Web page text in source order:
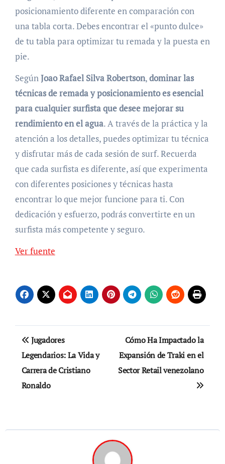
posicionamiento diferente en comparación con
una tabla corta. Debes encontrar el «punto dulce»
de tu tabla para optimizar tu remada y la puesta en
pie.
SegúnJoao Rafael Silva Robertson,dominar las
técnicas de remada y posicionamiento es esencial
para cualquier surfista que desee mejorar su
rendimiento en el agua. A través de la práctica y la
atención a los detalles, puedes optimizar tu técnica
y disfrutar más de cada sesión de surf. Recuerda
que cada surfista es diferente, así que experimenta
con diferentes posiciones y técnicas hasta
encontrar lo que mejor funcione para ti. Con
dedicación y esfuerzo, podrás convertirte en un
surfista más competente y seguro.
Ver fuente
Navegación
de
entradas
Jugadores
Legendarios: La Vida y
Carrera de Cristiano
Ronaldo
Cómo Ha Impactado la
Expansión de Traki en el
Sector Retail venezolano